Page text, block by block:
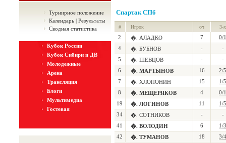
Турнирное положение
Календарь | Результаты
Сводная статистика
Кубок России
Кубок Сибири и ДВ
Молодежные
Арена
Трансляция
Блоги
Мультимедиа
Гостевая
Спартак СПб
# Игрок оч 3-х
2 �. АЛАДКО 7
0/1
4
�. БУБНОВ -
-
5
�. ШЕВЦОВ -
-
6
�. МАРТЫНОВ 16
2/5
7
�. ХЛОПОНИН 15
1/5
8
�. МЕЩЕРЯКОВ 4
0/1
19
�. ЛОГИНОВ 11
1/5
34
�. СОТНИКОВ -
-
41
�. ВОЛОДИН 6
1/3
42
�. ТУМАНОВ 18
3/4